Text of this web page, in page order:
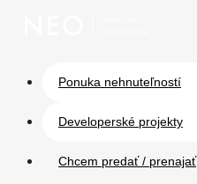
Ponuka nehnuteľností
Developerské projekty
Chcem predať / prenajať